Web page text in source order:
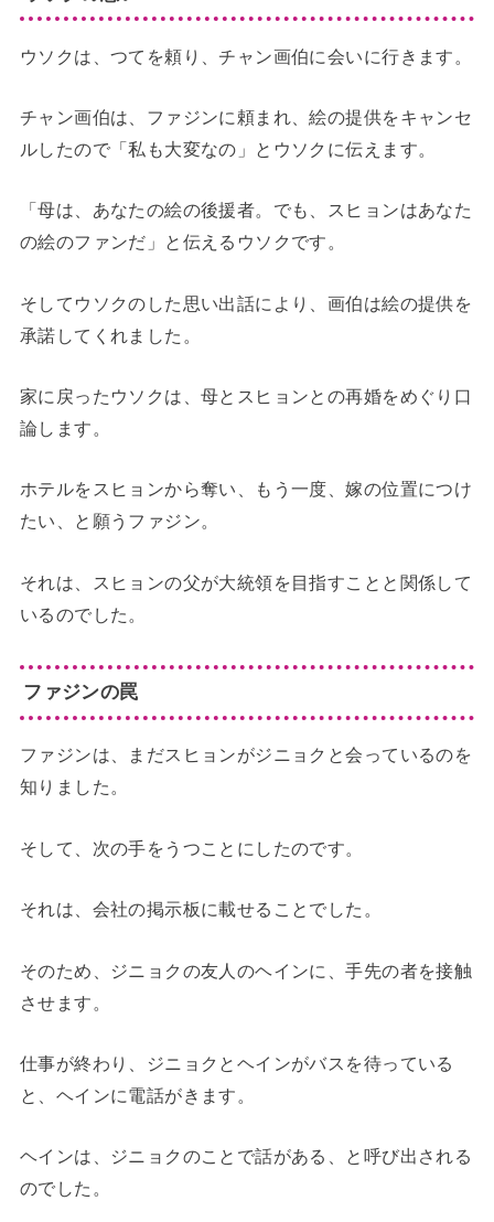
ウソクは、つてを頼り、チャン画伯に会いに行きます。
チャン画伯は、ファジンに頼まれ、絵の提供をキャンセ
ルしたので「私も大変なの」とウソクに伝えます。
「母は、あなたの絵の後援者。でも、スヒョンはあなた
の絵のファンだ」と伝えるウソクです。
そしてウソクのした思い出話により、画伯は絵の提供を
承諾してくれました。
家に戻ったウソクは、母とスヒョンとの再婚をめぐり口
論します。
ホテルをスヒョンから奪い、もう一度、嫁の位置につけ
たい、と願うファジン。
それは、スヒョンの父が大統領を目指すことと関係して
いるのでした。
ファジンの罠
ファジンは、まだスヒョンがジニョクと会っているのを
知りました。
そして、次の手をうつことにしたのです。
それは、会社の掲示板に載せることでした。
そのため、ジニョクの友人のヘインに、手先の者を接触
させます。
仕事が終わり、ジニョクとヘインがバスを待っている
と、ヘインに電話がきます。
ヘインは、ジニョクのことで話がある、と呼び出される
のでした。